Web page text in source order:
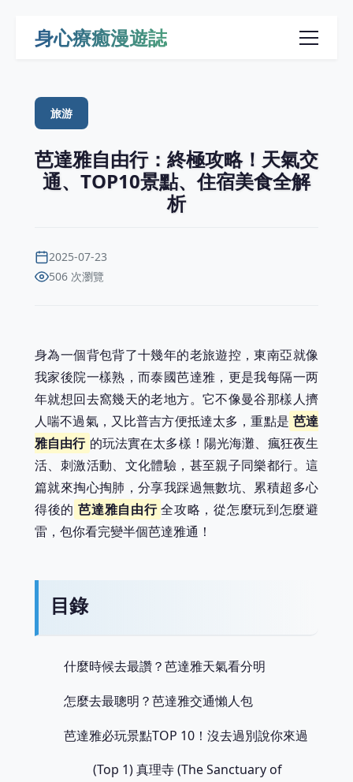
身心療癒漫遊誌
旅游
芭達雅自由行：終極攻略！天氣交
通、TOP10景點、住宿美食全解
析
2025-07-23
506 次瀏覽
身為一個背包背了十幾年的老旅遊控，東南亞就像
我家後院一樣熟，而泰國芭達雅，更是我每隔一两
年就想回去窩幾天的老地方。它不像曼谷那樣人擠
人喘不過氣，又比普吉方便抵達太多，重點是 芭達
雅自由行 的玩法實在太多樣！陽光海灘、瘋狂夜生
活、刺激活動、文化體驗，甚至親子同樂都行。這
篇就來掏心掏肺，分享我踩過無數坑、累積超多心
得後的 芭達雅自由行 全攻略，從怎麼玩到怎麼避
雷，包你看完變半個芭達雅通！
目錄
什麼時候去最讚？芭達雅天氣看分明
怎麼去最聰明？芭達雅交通懶人包
芭達雅必玩景點TOP 10！沒去過別說你來過
(Top 1) 真理寺 (The Sanctuary of